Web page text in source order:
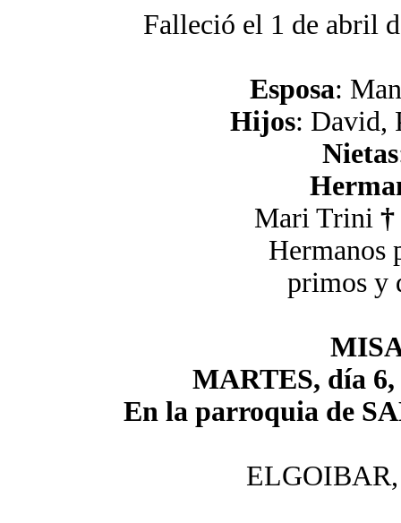
Falleció el 1 de abril
Esposa:
Hijos: David,
Nietas
Mari Trini †
Hermanos
primos y
MARTES, día
En la parroquia de
ELGOIBAR,